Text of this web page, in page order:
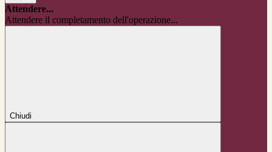
Attendere...
Attendere il completamento dell'operazione...
Chiudi